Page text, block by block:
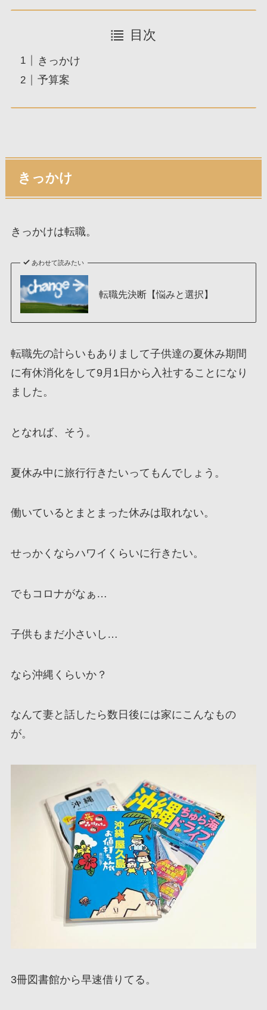
目次
きっかけ
予算案
きっかけ
きっかけは転職。
あわせて読みたい
転職先決断【悩みと選択】
転職先の計らいもありまして子供達の夏休み期間
に有休消化をして9月1日から入社することになり
ました。
となれば、そう。
夏休み中に旅行行きたいってもんでしょう。
働いているとまとまった休みは取れない。
せっかくならハワイくらいに行きたい。
でもコロナがなぁ…
子供もまだ小さいし…
なら沖縄くらいか？
なんて妻と話したら数日後には家にこんなもの
が。
3冊図書館から早速借りてる。